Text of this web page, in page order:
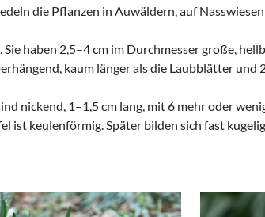
die Pflanzen in Auwäldern, auf
haben 2,5–4 cm im Durchmesser große,
kaum länger als die Laubblätter
nickend, 1–1,5 cm lang, mit 6 mehr oder
ist keulenförmig. Später bilden sich fast